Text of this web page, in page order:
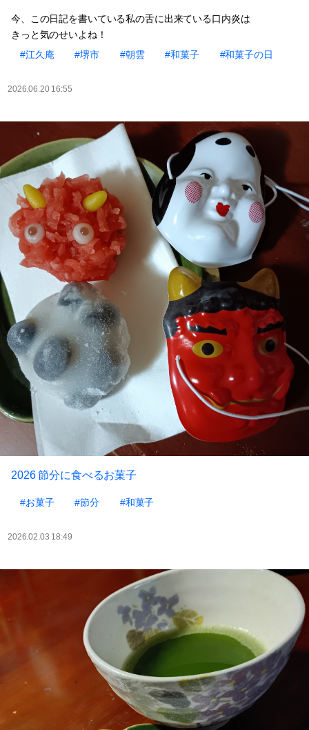
今、この日記を書いている私の舌に出来ている口内炎は
きっと気のせいよね！
#江久庵
#堺市 #朝雲 #和菓子 #和菓子の日
2026.06.20 16:55
2026 節分に食べるお菓子
#お菓子 #節分 #和菓子
2026.02.03 18:49